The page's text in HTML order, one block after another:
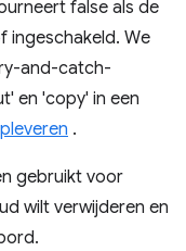
false als de
We
and-catch-
en 'copy' in een
.
gebruikt voor
wilt verwijderen en